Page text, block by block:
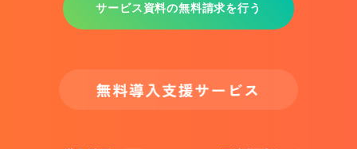
サービス資料の無料請求を行う